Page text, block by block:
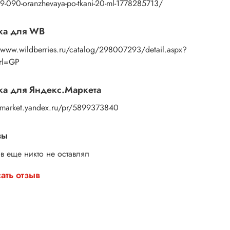
090-oranzhevaya-po-tkani-20-ml-1778285713/
для WB
catalog/298007293/detail.aspx?
для Яндекс.Маркета
pr/5899373840
еще никто не оставлял
отзыв